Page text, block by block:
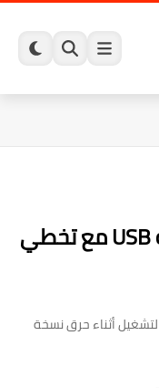
حرق ويندوز 11 على فلاشة USB مع تخطي
أثناء حرق نسخة